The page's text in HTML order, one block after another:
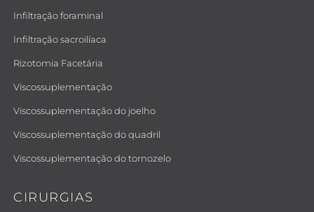
Infiltração foraminal
Infiltração sacroilíaca
Rizotomia Facetária
Viscossuplementação
Viscossuplementação do joelho
Viscossuplementação do quadril
Viscossuplementação do tornozelo
CIRURGIAS